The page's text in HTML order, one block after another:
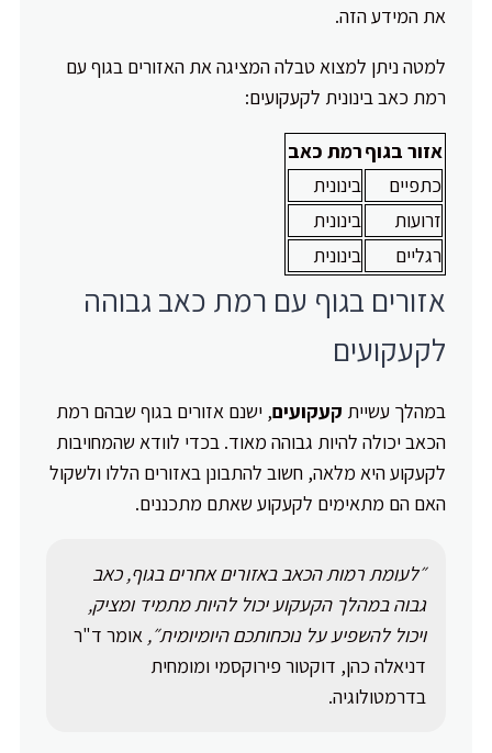
את המידע הזה.
למטה ניתן למצוא טבלה המציגה את האזורים בגוף עם
רמת כאב בינונית לקעקועים:
אזור בגוףרמת כאב
כתפיים
בינונית
זרועות
בינונית
רגליים
בינונית
אזורים בגוף עם רמת כאב גבוהה
לקעקועים
במהלך עשיית קעקועים, ישנם אזורים בגוף שבהם רמת
הכאב יכולה להיות גבוהה מאוד. בכדי לוודא שהמחויבות
לקעקוע היא מלאה, חשוב להתבונן באזורים הללו ולשקול
האם הם מתאימים לקעקוע שאתם מתכננים.
״לעומת רמות הכאב באזורים אחרים בגוף, כאב
גבוה במהלך הקעקוע יכול להיות מתמיד ומציק,
ויכול להשפיע על נוכחותכם היומיומית״, אומר ד"ר
דניאלה כהן, דוקטור פירוקסמי ומומחית
בדרמטולוגיה.